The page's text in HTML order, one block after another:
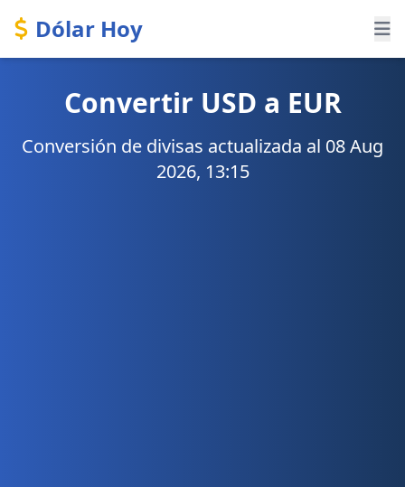
Dólar Hoy
Convertir USD a EUR
Conversión de divisas actualizada al 08 Aug
2026, 13:15